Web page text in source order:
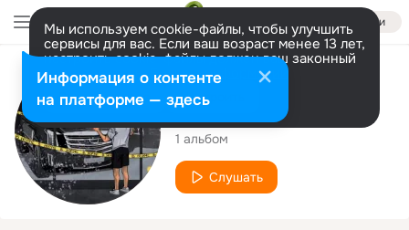
Войти
Мы используем cookie-файлы, чтобы улучшить
сервисы для вас. Если ваш возраст менее 13 лет,
настроить cookie-файлы должен ваш законный
представитель. Больше информации
Разрешить все Настроить
Исполнитель
CHIBA
1 альбом
Слушать
Информация о контенте
на платформе — здесь